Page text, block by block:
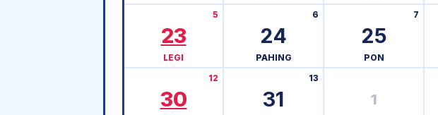
23
5
LEGI
24
6
PAHING
25
7
PON
30
12
31
13
1